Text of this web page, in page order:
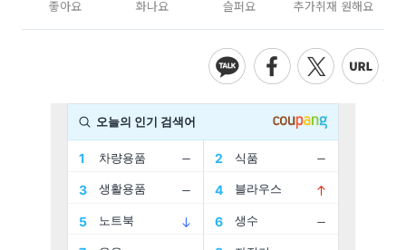
좋아요 화나요 슬퍼요 추가취재 원해요